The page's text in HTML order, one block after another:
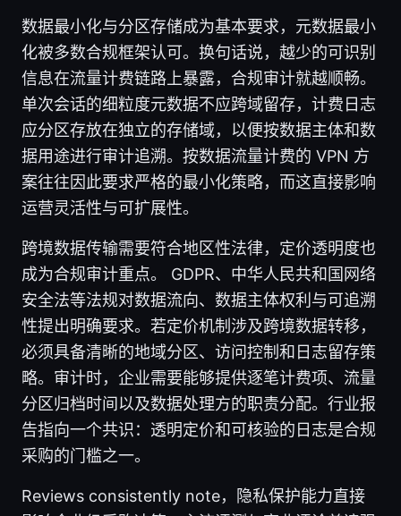
数据最小化与分区存储成为基本要求，元数据最小
化被多数合规框架认可。换句话说，越少的可识别
信息在流量计费链路上暴露，合规审计就越顺畅。
单次会话的细粒度元数据不应跨域留存，计费日志
应分区存放在独立的存储域，以便按数据主体和数
据用途进行审计追溯。按数据流量计费的 VPN 方
案往往因此要求严格的最小化策略，而这直接影响
运营灵活性与可扩展性。
跨境数据传输需要符合地区性法律，定价透明度也
成为合规审计重点。 GDPR、中华人民共和国网络
安全法等法规对数据流向、数据主体权利与可追溯
性提出明确要求。若定价机制涉及跨境数据转移，
必须具备清晰的地域分区、访问控制和日志留存策
略。审计时，企业需要能够提供逐笔计费项、流量
分区归档时间以及数据处理方的职责分配。行业报
告指向一个共识：透明定价和可核验的日志是合规
采购的门槛之一。
Reviews consistently note，隐私保护能力直接